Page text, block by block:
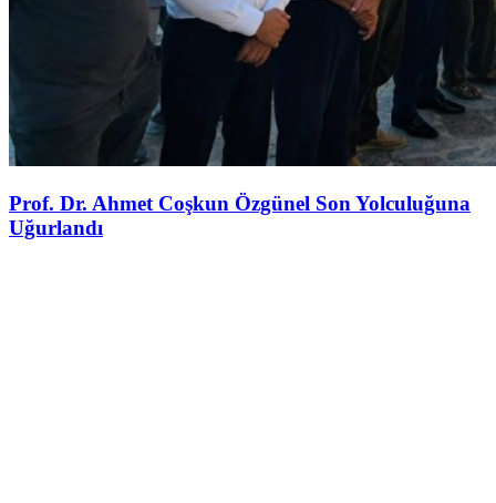
Prof. Dr. Ahmet Coşkun Özgünel Son Yolculuğuna
Uğurlandı